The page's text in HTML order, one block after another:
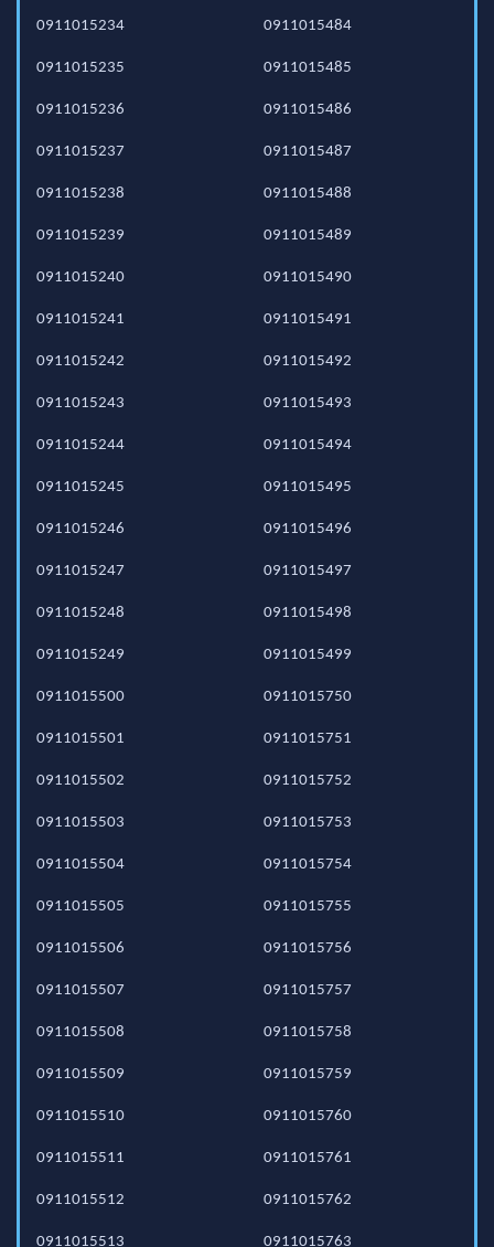
0911015234
0911015235
0911015236
0911015237
0911015238
0911015239
0911015240
0911015241
0911015242
0911015243
0911015244
0911015245
0911015246
0911015247
0911015248
0911015249
0911015484
0911015485
0911015486
0911015487
0911015488
0911015489
0911015490
0911015491
0911015492
0911015493
0911015494
0911015495
0911015496
0911015497
0911015498
0911015499
0911015500
0911015501
0911015502
0911015503
0911015504
0911015505
0911015506
0911015507
0911015508
0911015509
0911015510
0911015511
0911015512
0911015513
0911015750
0911015751
0911015752
0911015753
0911015754
0911015755
0911015756
0911015757
0911015758
0911015759
0911015760
0911015761
0911015762
0911015763